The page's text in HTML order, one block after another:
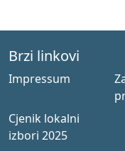
Brzi linkovi
Impressum
Cjenik lokalni
izbori 2025